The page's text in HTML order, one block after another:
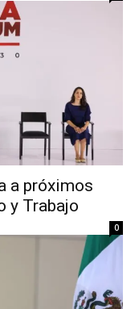
a próximos
y Trabajo
0